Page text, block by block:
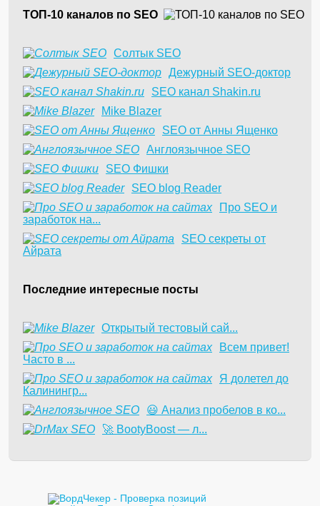
ТОП-10 каналов по SEO
Солтык SEO
Дежурный SEO-доктор
SEO канал Shakin.ru
Mike Blazer
SEO от Анны Ященко
Англоязычное SEO
SEO Фишки
SEO blog Reader
Про SEO и
заработок на...
SEO секреты от
Айрата
Последние интересные посты
​Открытый тестовый сай...
Всем привет!
Часто в ...
Я долетел до
Калинингр...
😃 Анализ пробелов в ко...
🚀 BootyBoost — л...